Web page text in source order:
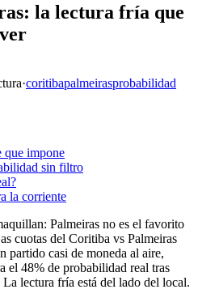
la lectura fría que
·coritibapalmeirasprobabilidad
que impone
sin filtro
la corriente
Palmeiras no es el favorito
cuotas del Coritiba vs Palmeiras
casi de moneda al aire,
el 48% de probabilidad real tras
La lectura fría está del lado del local.